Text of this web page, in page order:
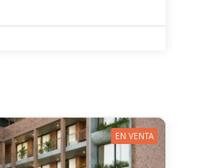
EN VENTA